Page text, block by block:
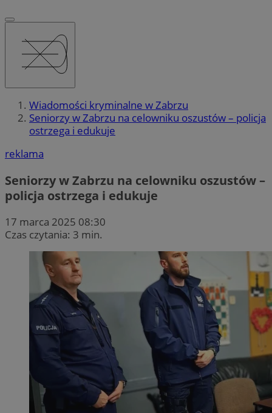
Wiadomości kryminalne w Zabrzu
Seniorzy w Zabrzu na celowniku oszustów – policja
ostrzega i edukuje
reklama
Seniorzy w Zabrzu na celowniku oszustów –
policja ostrzega i edukuje
17 marca 2025 08:30
Czas czytania: 3 min.